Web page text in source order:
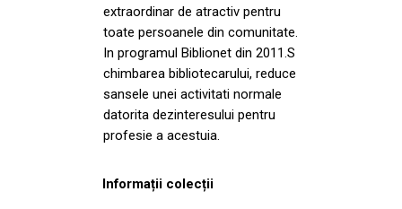
extraordinar de atractiv pentru
toate persoanele din comunitate.
In programul Biblionet din 2011.S
chimbarea bibliotecarului, reduce
sansele unei activitati normale
datorita dezinteresului pentru
profesie a acestuia.
Informații colecții